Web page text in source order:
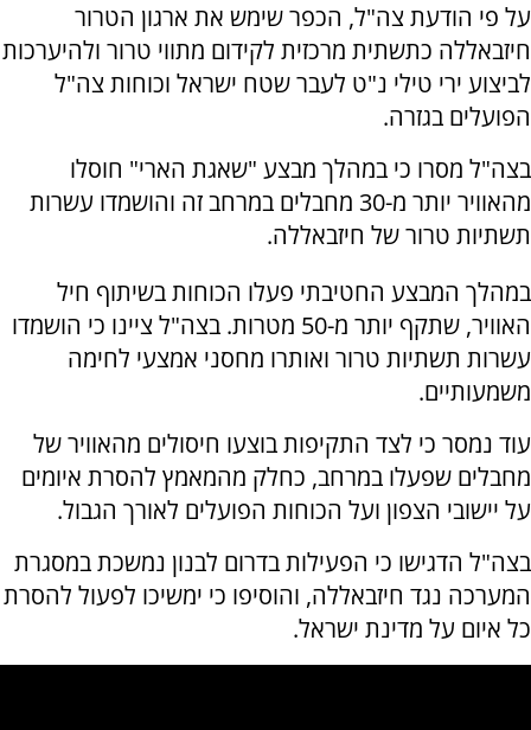
על פי הודעת צה"ל, הכפר שימש את ארגון הטרור
חיזבאללה כתשתית מרכזית לקידום מתווי טרור ולהיערכות
לביצוע ירי טילי נ"ט לעבר שטח ישראל וכוחות צה"ל
הפועלים בגזרה.
בצה"ל מסרו כי במהלך מבצע "שאגת הארי" חוסלו
מהאוויר יותר מ-30 מחבלים במרחב זה והושמדו עשרות
תשתיות טרור של חיזבאללה.
במהלך המבצע החטיבתי פעלו הכוחות בשיתוף חיל
האוויר, שתקף יותר מ-50 מטרות. בצה"ל ציינו כי הושמדו
עשרות תשתיות טרור ואותרו מחסני אמצעי לחימה
משמעותיים.
עוד נמסר כי לצד התקיפות בוצעו חיסולים מהאוויר של
מחבלים שפעלו במרחב, כחלק מהמאמץ להסרת איומים
על יישובי הצפון ועל הכוחות הפועלים לאורך הגבול.
בצה"ל הדגישו כי הפעילות בדרום לבנון נמשכת במסגרת
המערכה נגד חיזבאללה, והוסיפו כי ימשיכו לפעול להסרת
כל איום על מדינת ישראל.